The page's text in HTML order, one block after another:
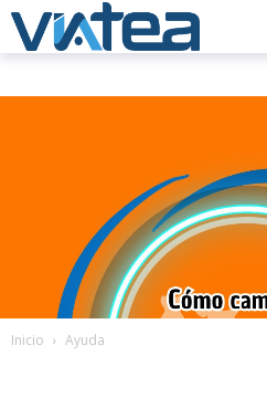
Inicio Ayuda